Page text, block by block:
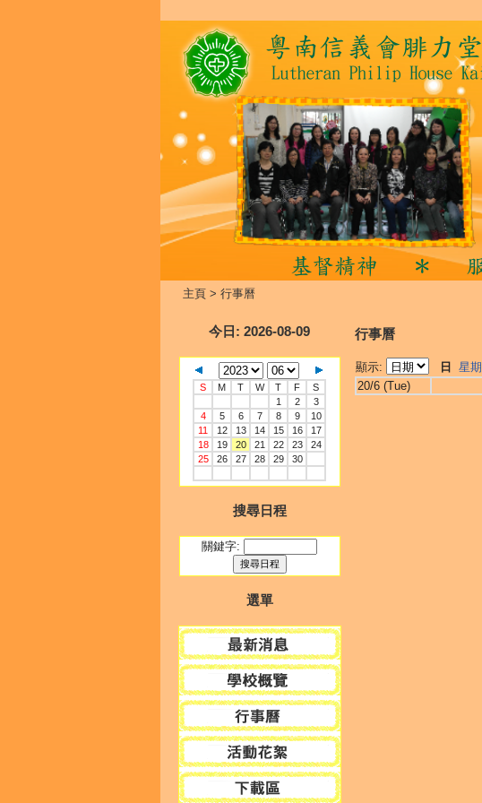
主頁> 行事曆
今日 : 2026-08-09
S M T W T F
S
1
2
3
4
5 6 7 8 9
10
11
12 13 14 15 16
17
18
19 20 21 22 23
24
25
26 27 28 29 30
搜尋日程
關鍵字:
選單
行事曆
顯示: 日 星期
20/6 (Tue)